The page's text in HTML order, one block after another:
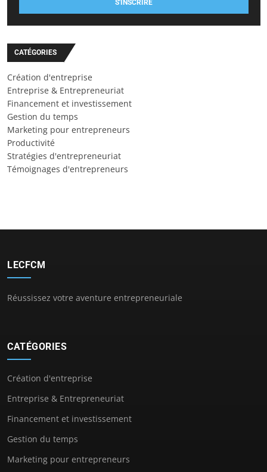
S'INSCRIRE
CATÉGORIES
Création d'entreprise
Entreprise & Entrepreneuriat
Financement et investissement
Gestion du temps
Marketing pour entrepreneurs
Productivité
Stratégies d'entrepreneuriat
Témoignages d'entrepreneurs
LECFCM
Réussissez votre aventure entrepreneuriale
CATÉGORIES
Création d'entreprise
Entreprise & Entrepreneuriat
Financement et investissement
Gestion du temps
Marketing pour entrepreneurs